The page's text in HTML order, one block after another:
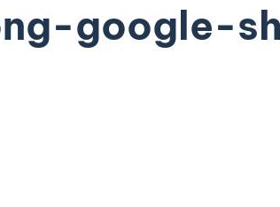
google-